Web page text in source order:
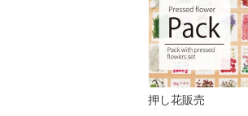
押し花販売